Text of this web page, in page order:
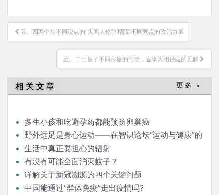
文
章
五、四两个持不同观点的“头面人物”和背后不同观点的政治力量
五、二出版了不同宗旨的刊物，宣体大相径庭的见解
相关文章 更多 »
多生小孩和吃避孕药都能预防卵巢癌
野外远足是身心运动——在智识论坛“运动与健康”的
发言生活中真正要担心的辐射
有没有可能全面消灭蚊子？
详解关于新冠溯源的四个关键问题
中国能通过“群体免疫”走出疫情吗?